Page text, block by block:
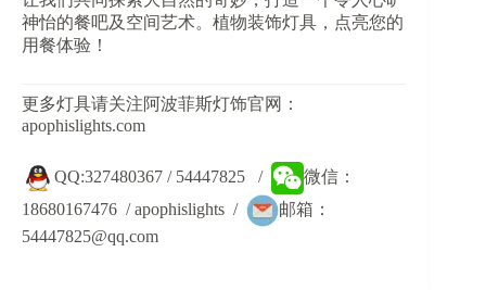
神怡的餐吧及空间艺术。植物装饰灯具，点亮您的
用餐体验！
更多灯具请关注阿波菲斯灯饰官网：
apophislights.com
QQ:327480367 / 54447825 /
微信：
18680167476 / apophislights /
邮箱：
54447825@qq.com